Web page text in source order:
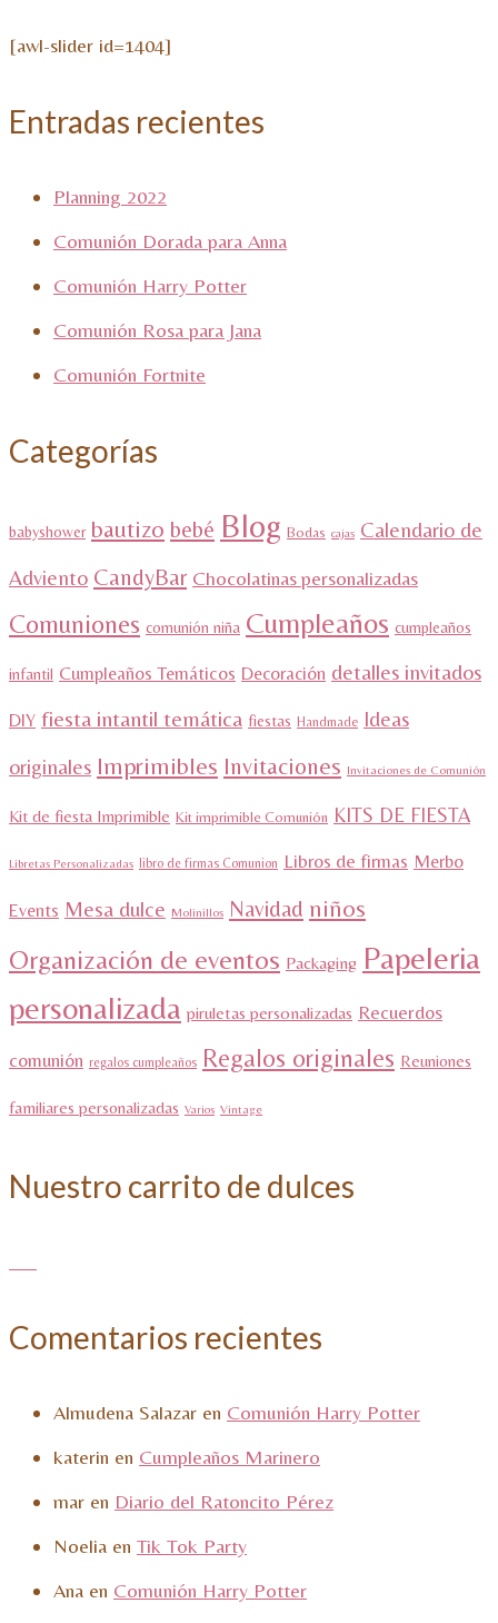
[awl-slider id=1404]
Entradas recientes
Planning 2022
Comunión Dorada para Anna
Comunión Harry Potter
Comunión Rosa para Jana
Comunión Fortnite
Categorías
babyshower bautizo bebé Blog Bodas cajas Calendario de
Adviento CandyBar Chocolatinas personalizadas
Comuniones comunión niña Cumpleaños cumpleaños
infantil Cumpleaños Temáticos Decoración detalles invitados
DIY fiesta intantil temática fiestas Handmade Ideas
originales Imprimibles Invitaciones Invitaciones de Comunión
Kit de fiesta Imprimible Kit imprimible Comunión KITS DE FIESTA
Libretas Personalizadas libro de firmas Comunion Libros de firmas Merbo
Events Mesa dulce Molinillos Navidad niños
Organización de eventos Packaging Papeleria
personalizada piruletas personalizadas Recuerdos
comunión regalos cumpleaños Regalos originales Reuniones
familiares personalizadas Varios Vintage
Nuestro carrito de dulces
Comentarios recientes
Almudena Salazar en Comunión Harry Potter
katerin en Cumpleaños Marinero
mar en Diario del Ratoncito Pérez
Noelia en Tik Tok Party
Ana en Comunión Harry Potter